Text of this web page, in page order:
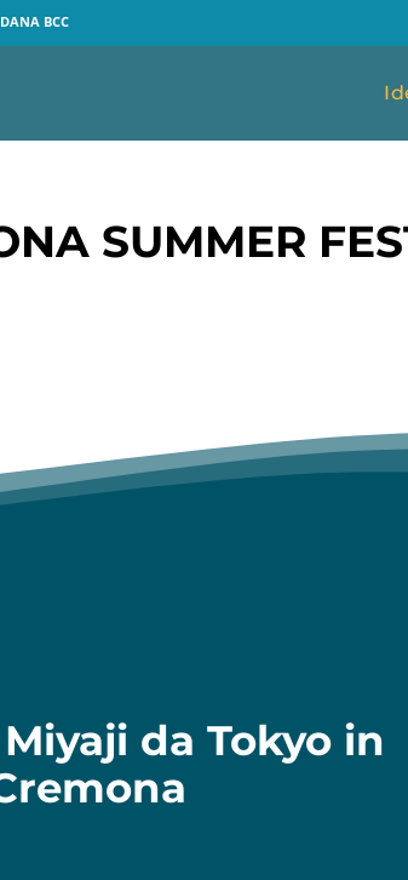
BCC
SUMMER
Miyaji da Tokyo in